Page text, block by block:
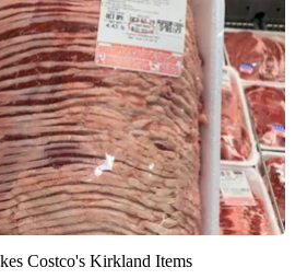
Costco's Kirkland Items